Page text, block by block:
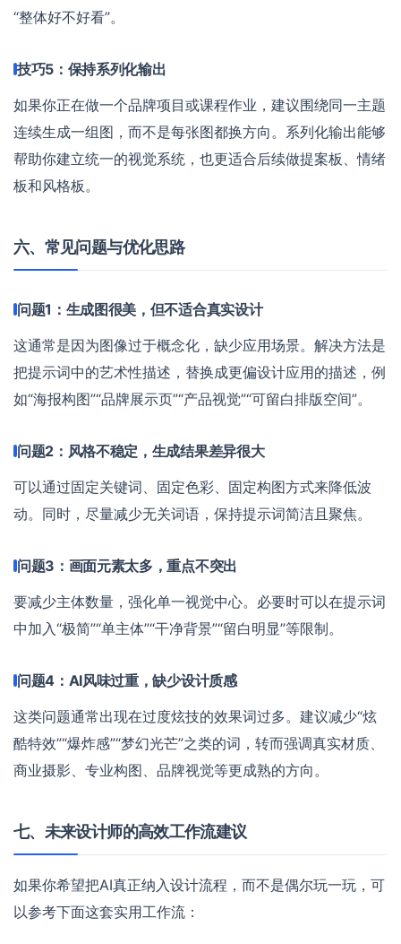
“整体好不好看”。
技巧5：保持系列化输出
如果你正在做一个品牌项目或课程作业，建议围绕同一主题
连续生成一组图，而不是每张图都换方向。系列化输出能够
帮助你建立统一的视觉系统，也更适合后续做提案板、情绪
板和风格板。
六、常见问题与优化思路
问题1：生成图很美，但不适合真实设计
这通常是因为图像过于概念化，缺少应用场景。解决方法是
把提示词中的艺术性描述，替换成更偏设计应用的描述，例
如“海报构图”“品牌展示页”“产品视觉”“可留白排版空间”。
问题2：风格不稳定，生成结果差异很大
可以通过固定关键词、固定色彩、固定构图方式来降低波
动。同时，尽量减少无关词语，保持提示词简洁且聚焦。
问题3：画面元素太多，重点不突出
要减少主体数量，强化单一视觉中心。必要时可以在提示词
中加入“极简”“单主体”“干净背景”“留白明显”等限制。
问题4：AI风味过重，缺少设计质感
这类问题通常出现在过度炫技的效果词过多。建议减少“炫
酷特效”“爆炸感”“梦幻光芒”之类的词，转而强调真实材质、
商业摄影、专业构图、品牌视觉等更成熟的方向。
七、未来设计师的高效工作流建议
如果你希望把AI真正纳入设计流程，而不是偶尔玩一玩，可
以参考下面这套实用工作流：